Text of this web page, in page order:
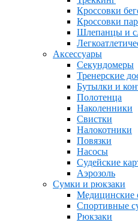
Кроссовки
Кроссовки
Шлепанцы и
Аксессуары
Секундомеры
Тренерские
Бутылки и
Полотенца
Наколенники
Свистки
Налокотники
Повязки
Насосы
Судейские
Аэрозоль
Сумки и рюкзаки
Медицинские
Спортивные
Рюкзаки